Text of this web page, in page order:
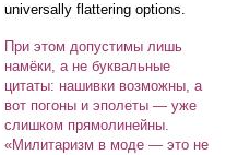
universally flattering options.
При этом допустимы лишь
намёки, а не буквальные
цитаты: нашивки возможны, а
вот погоны и эполеты — уже
слишком прямолинейны.
«Милитаризм в моде — это не